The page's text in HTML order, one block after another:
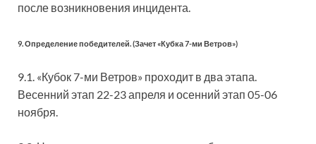
после возникновения инцидента.
9. Определение победителей. (Зачет «Кубка 7-ми Ветров»)
9.1. «Кубок 7-ми Ветров» проходит в два этапа.
Весенний этап 22-23 апреля и осенний этап 05-06
ноября.